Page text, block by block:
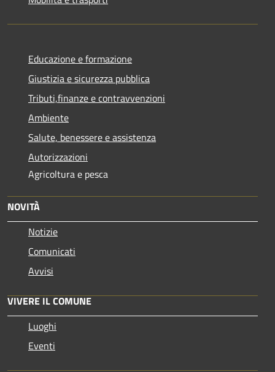
Educazione e formazione
Giustizia e sicurezza pubblica
Tributi,finanze e contravvenzioni
Ambiente
Salute, benessere e assistenza
Autorizzazioni
Agricoltura e pesca
NOVITÀ
Notizie
Comunicati
Avvisi
VIVERE IL COMUNE
Luoghi
Eventi